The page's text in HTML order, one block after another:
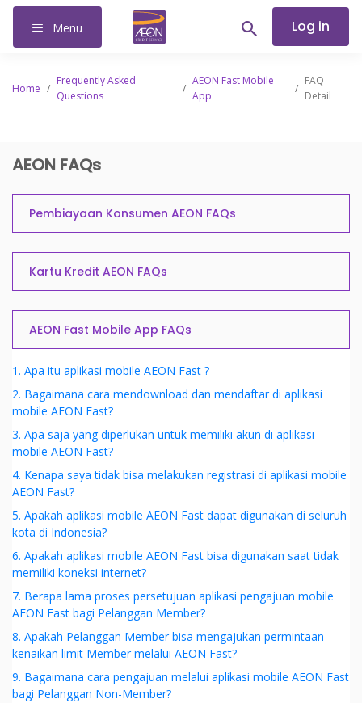
Log in
Menu
Home /
Frequently Asked
Questions
/
AEON Fast Mobile
App
/
FAQ
Detail
AEON FAQs
Pembiayaan Konsumen AEON FAQs
Kartu Kredit AEON FAQs
AEON Fast Mobile App FAQs
1. Apa itu aplikasi mobile AEON Fast ?
2. Bagaimana cara mendownload dan mendaftar di aplikasi
mobile AEON Fast?
3. Apa saja yang diperlukan untuk memiliki akun di aplikasi
mobile AEON Fast?
4. Kenapa saya tidak bisa melakukan registrasi di aplikasi mobile
AEON Fast?
5. Apakah aplikasi mobile AEON Fast dapat digunakan di seluruh
kota di Indonesia?
6. Apakah aplikasi mobile AEON Fast bisa digunakan saat tidak
memiliki koneksi internet?
7. Berapa lama proses persetujuan aplikasi pengajuan mobile
AEON Fast bagi Pelanggan Member?
8. Apakah Pelanggan Member bisa mengajukan permintaan
kenaikan limit Member melalui AEON Fast?
9. Bagaimana cara pengajuan melalui aplikasi mobile AEON Fast
bagi Pelanggan Non-Member?